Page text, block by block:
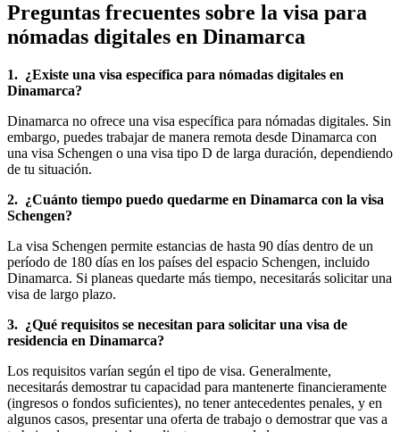
Preguntas frecuentes sobre la visa para
nómadas digitales en Dinamarca
1. ¿Existe una visa específica para nómadas digitales en
Dinamarca?
Dinamarca no ofrece una visa específica para nómadas digitales. Sin
embargo, puedes trabajar de manera remota desde Dinamarca con
una visa Schengen o una visa tipo D de larga duración, dependiendo
de tu situación.
2. ¿Cuánto tiempo puedo quedarme en Dinamarca con la visa
Schengen?
La visa Schengen permite estancias de hasta 90 días dentro de un
período de 180 días en los países del espacio Schengen, incluido
Dinamarca. Si planeas quedarte más tiempo, necesitarás solicitar una
visa de largo plazo.
3. ¿Qué requisitos se necesitan para solicitar una visa de
residencia en Dinamarca?
Los requisitos varían según el tipo de visa. Generalmente,
necesitarás demostrar tu capacidad para mantenerte financieramente
(ingresos o fondos suficientes), no tener antecedentes penales, y en
algunos casos, presentar una oferta de trabajo o demostrar que vas a